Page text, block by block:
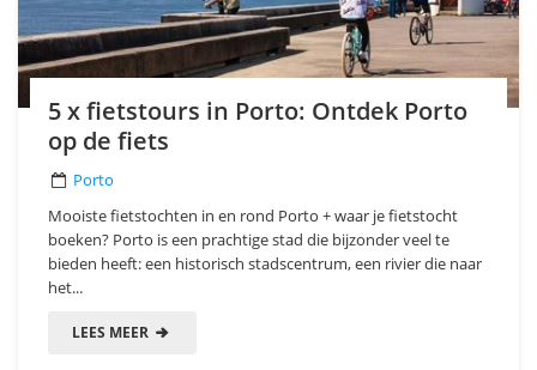
5 x fietstours in Porto: Ontdek Porto
op de fiets
Porto
Mooiste fietstochten in en rond Porto + waar je fietstocht
boeken? Porto is een prachtige stad die bijzonder veel te
bieden heeft: een historisch stadscentrum, een rivier die naar
het...
LEES MEER